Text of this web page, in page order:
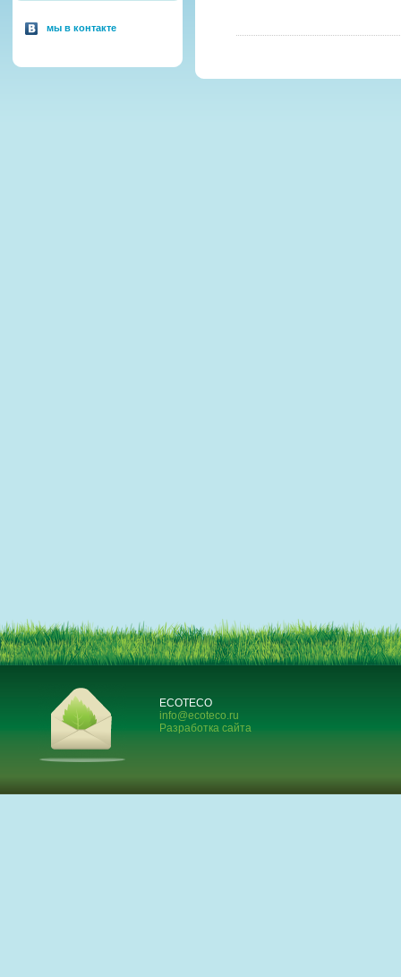
мы в контакте
ECOTECO
info@ecoteco.ru
Разработка сайта